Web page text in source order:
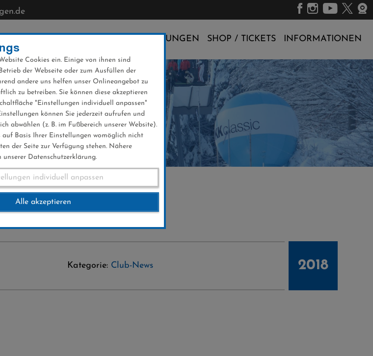
VERANSTALTUNGEN SHOP / TICKETS INFORMATIONEN
Kategorie: Club-News 2018
Cookies ein. Einige von ihnen sind
der Webseite oder zum Ausfüllen der
andere uns helfen unser Onlineangebot zu
zu betreiben. Sie können diese akzeptieren
"Einstellungen individuell anpassen"
können Sie jederzeit aufrufen und
abwählen (z. B. im Fußbereich unserer Website).
auf Basis Ihrer Einstellungen womöglich nicht
der Seite zur Verfügung stehen. Nähere
unserer Datenschutzerklärung.
individuell anpassen
Alle akzeptieren